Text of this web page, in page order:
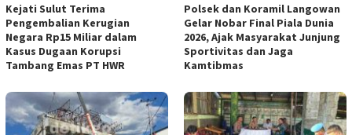
Kejati Sulut Terima
Pengembalian Kerugian
Negara Rp15 Miliar dalam
Kasus Dugaan Korupsi
Tambang Emas PT HWR
Polsek dan Koramil Langowan
Gelar Nobar Final Piala Dunia
2026, Ajak Masyarakat Junjung
Sportivitas dan Jaga
Kamtibmas